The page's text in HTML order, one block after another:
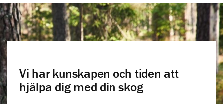
Vi har kunskapen och tiden att
hjälpa dig med din skog